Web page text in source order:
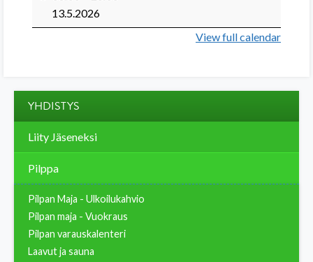
13.5.2026
View full calendar
YHDISTYS
Liity Jäseneksi
Pilppa
Pilpan Maja - Ulkoilukahvio
Pilpan maja - Vuokraus
Pilpan varauskalenteri
Laavut ja sauna